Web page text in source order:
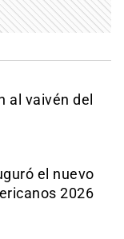
al vaivén del
el nuevo
2026